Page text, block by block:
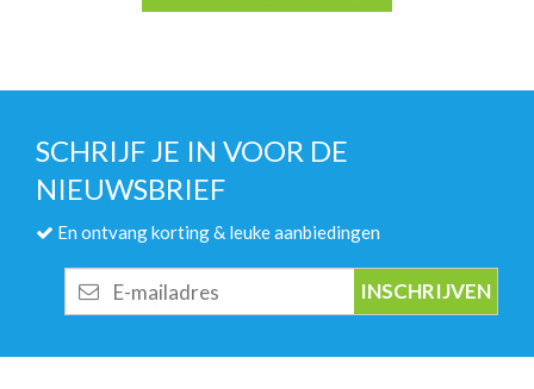
SCHRIJF JE IN VOOR DE
NIEUWSBRIEF
En ontvang korting & leuke aanbiedingen
mailadres